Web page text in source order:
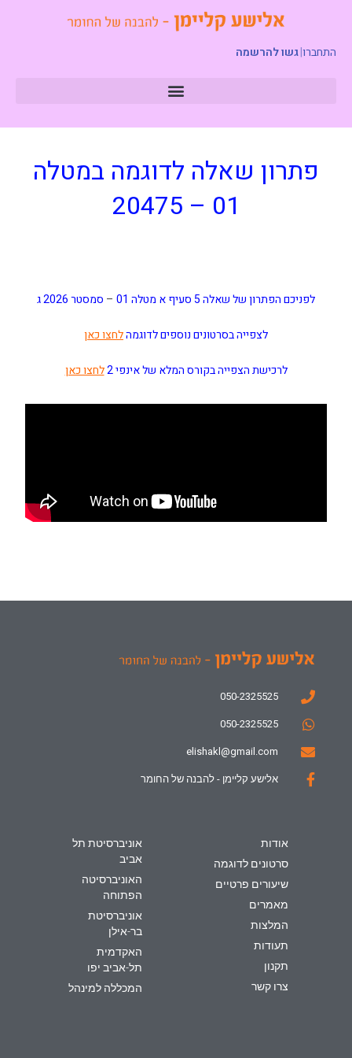
התחברו|גשו להרשמה
פתרון שאלה לדוגמה במטלה
01 – 20475
לפניכם הפתרון של שאלה 5 סעיף א מטלה 01 – סמסטר 2026 ג
לצפייה בסרטונים נוספים לדוגמהלחצו כאן
לרכישת הצפייה בקורס המלא של אינפי 2 לחצו כאן
050-2325525
050-2325525
elishakl@gmail.com
אלישע קליימן - להבנה של החומר
אודות
סרטונים לדוגמה
שיעורים פרטיים
מאמרים
המלצות
תעודות
תקנון
צרו קשר
אוניברסיטת תל
אביב
האוניברסיטה
הפתוחה
אוניברסיטת
בר-אילן
האקדמית
תל-אביב יפו
המכללה למינהל